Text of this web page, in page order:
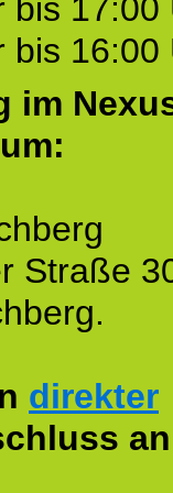
bis 17:00
bis 16:00
im
Straße
direkter